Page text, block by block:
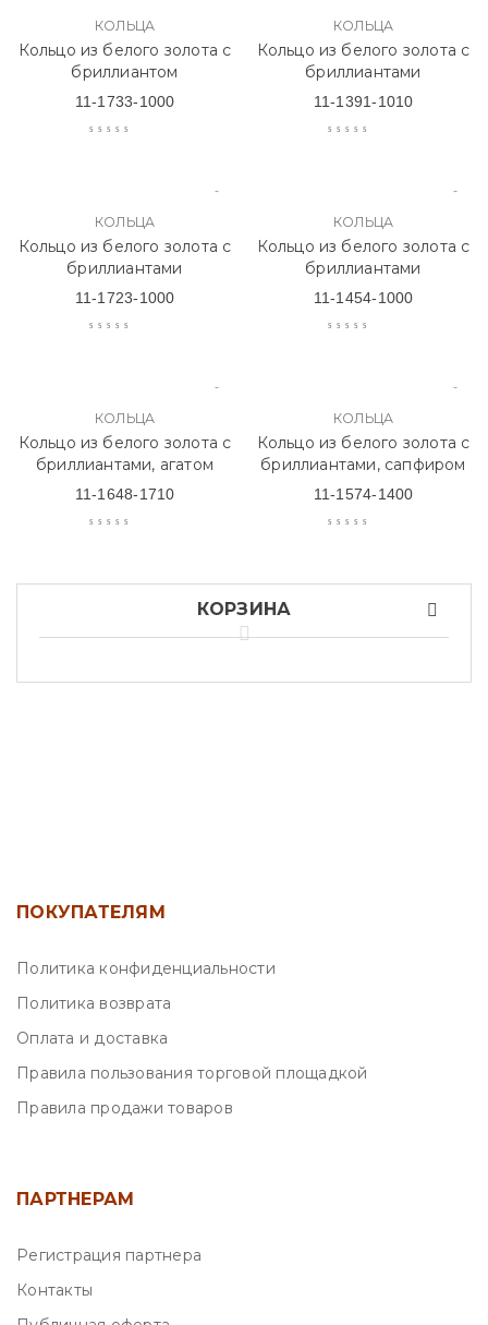
КОЛЬЦА
Кольцо из белого золота с
бриллиантом
11-1733-1000
КОЛЬЦА
Кольцо из белого золота с
бриллиантами
11-1391-1010
КОЛЬЦА
Кольцо из белого золота с
бриллиантами
11-1723-1000
КОЛЬЦА
Кольцо из белого золота с
бриллиантами
11-1454-1000
КОЛЬЦА
Кольцо из белого золота с
бриллиантами, агатом
11-1648-1710
КОЛЬЦА
Кольцо из белого золота с
бриллиантами, сапфиром
11-1574-1400
КОРЗИНА
ПОКУПАТЕЛЯМ
Политика конфиденциальности
Политика возврата
Оплата и доставка
Правила пользования торговой площадкой
Правила продажи товаров
ПАРТНЕРАМ
Регистрация партнера
Контакты